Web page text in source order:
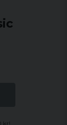
kr!